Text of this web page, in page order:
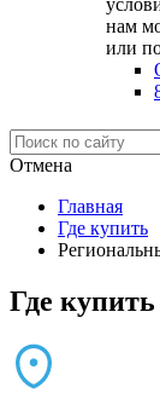
нам
или
Отмена
Главная
Где купить
Где купить